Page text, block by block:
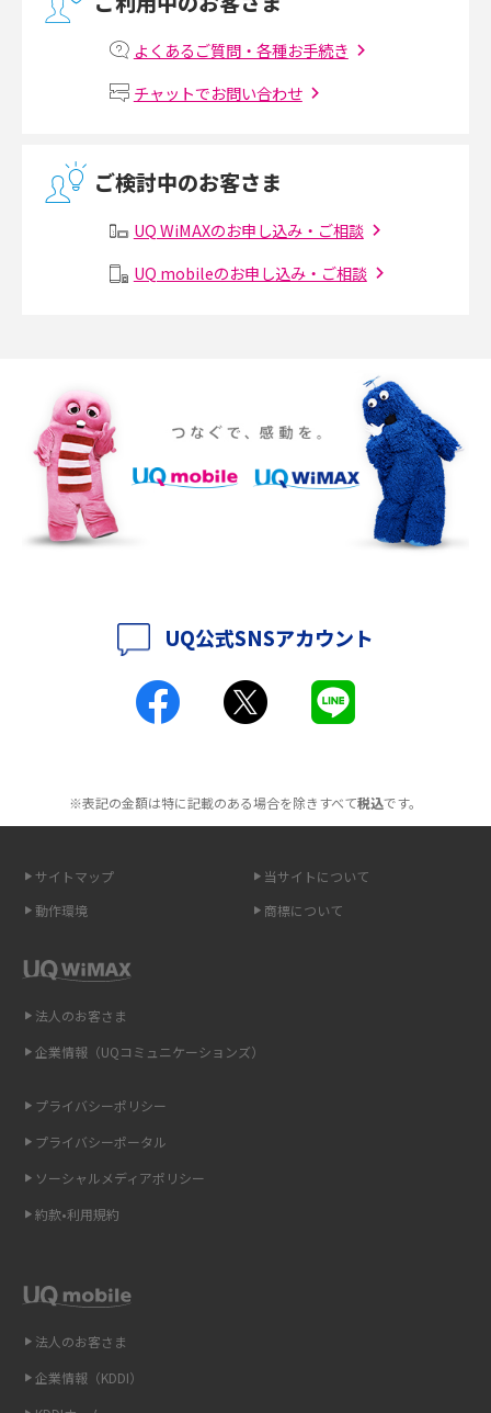
2017年7月(6)
2017年6月(6)
2017年4月(8)
2017年3月(9)
2017年2月(7)
2017年1月(6)
2016年10月(8)
2016年9月(8)
2016年8月(12)
2016年7月(7)
2016年4月(3)
2015年12月(8)
2015年10月(8)
2015年8月(7)
2015年7月(9)
2015年6月(8)
2015年3月(9)
2015年2月(7)
2014年12月(8)
2014年11月(8)
2014年10月(9)
マンションで光回線の利用を始める手順は？設備状況の確認方法も解説
Wi-Fiルーターの設定方法をわかりやすく解説！事前に準備すべきものも紹
無線LANとは？メリット・デメリットや接続方法を解説
メッシュWi-Fiとは？仕組みやメリット・デメリット、中継機との違いを解
ポケット型Wi-Fiをレンタルするメリットとは？選び方や向いている方の特
徴も紹介
持ち運びできるポケット型Wi-Fiのおススメの選び方は？メリット・デメリ
ットも紹介
ポケット型Wi-Fiとは？通信の仕組みやメリット・デメリットを解説
工事不要！置くだけWi-Fiの特徴は？メリット・デメリットや選び方を解説
無制限で利用できるポケット型Wi-Fiは？選び方や通信費を抑える方法も紹
ポケット型Wi-Fi（モバイルWi-Fi）とは？おススメする方の特徴や選び方を
即日受け取りできるポケット型Wi-Fiはある？すぐに使うための方法や注意
ONU（光回線終端装置）とは？モデム・ルーター・ホームゲートウェイと
ギガバイト（GB）とは？1GBの目安やギガが足りない時の対処法を紹介
Wi-Fi 6とは？Wi-Fi 5との違いやメリットと注意点、規格の種類も解説
Wi-Fiを自宅に設置する方法は？必要なことやポイントも紹介
光ファイバーとは？仕組みやメリット・デメリットを初心者向けにわかり
やすく解説
よくあるご質問・各種お手続き
チャットでお問い合わせ
ご検討中のお客さま
UQ WiMAXのお申し込み・ご相談
UQ mobileのお申し込み・ご相談
UQ公式SNSアカウント
※表記の金額は特に記載のある場合を除きすべて税込です。
サイトマップ
当サイトについて
動作環境
商標について
法人のお客さま
企業情報（KDDI）
法人のお客さま
企業情報（UQコミュニケーションズ）
プライバシーポリシー
プライバシーポータル
ソーシャルメディアポリシー
約款•利用規約